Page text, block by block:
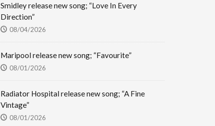
Smidley release new song; “Love In Every
Direction”
08/04/2026
Maripool release new song; “Favourite”
08/01/2026
Radiator Hospital release new song; “A Fine
Vintage”
08/01/2026